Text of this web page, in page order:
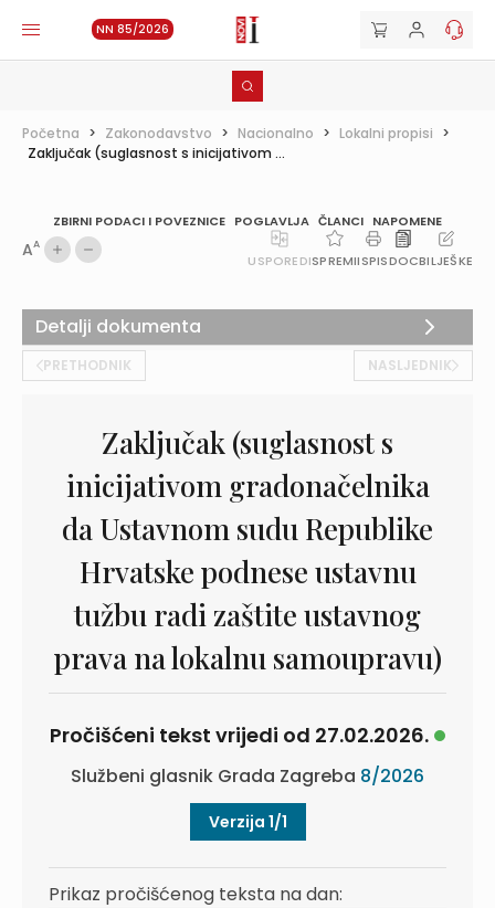
NN 85/2026
Početna > Zakonodavstvo > Nacionalno > Lokalni propisi >
Zaključak (suglasnost s inicijativom ...
ZBIRNI PODACI I POVEZNICE POGLAVLJA ČLANCI NAPOMENE
AA
USPOREDISPREMIISPISDOCBILJEŠKE
PRETHODNIK NASLJEDNIK
Zaključak (suglasnost s
inicijativom gradonačelnika
da Ustavnom sudu Republike
Hrvatske podnese ustavnu
tužbu radi zaštite ustavnog
prava na lokalnu samoupravu)
Pročišćeni tekst vrijedi od 27.02.2026.
Službeni glasnik Grada Zagreba 8/2026
Verzija 1/1
Prikaz pročišćenog teksta na dan:
Detalji dokumenta